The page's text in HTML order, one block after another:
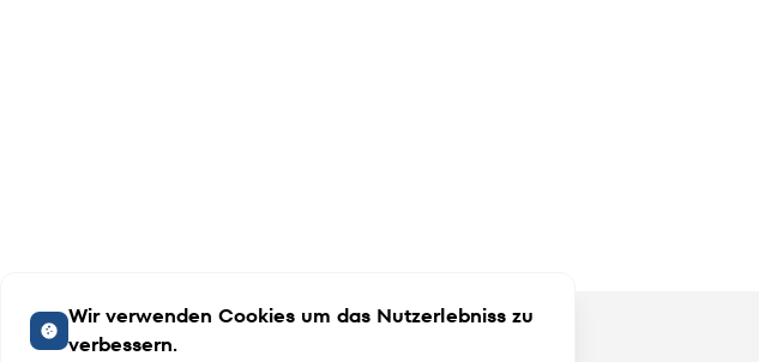
Wir verwenden Cookies um das Nutzerlebniss zu
verbessern.